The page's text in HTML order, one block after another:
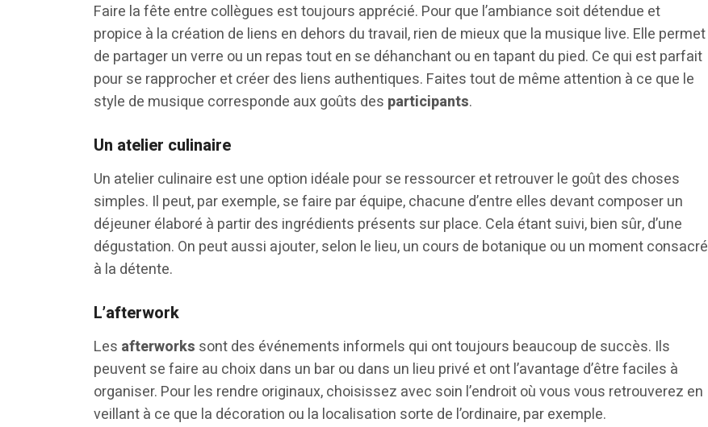
Faire la fête entre collègues est toujours apprécié. Pour que l’ambiance soit détendue et
propice à la création de liens en dehors du travail, rien de mieux que la musique live. Elle permet
de partager un verre ou un repas tout en se déhanchant ou en tapant du pied. Ce qui est parfait
pour se rapprocher et créer des liens authentiques. Faites tout de même attention à ce que le
style de musique corresponde aux goûts des participants.
Un atelier culinaire
Un atelier culinaire est une option idéale pour se ressourcer et retrouver le goût des choses
simples. Il peut, par exemple, se faire par équipe, chacune d’entre elles devant composer un
déjeuner élaboré à partir des ingrédients présents sur place. Cela étant suivi, bien sûr, d’une
dégustation. On peut aussi ajouter, selon le lieu, un cours de botanique ou un moment consacré
à la détente.
L’afterwork
Les afterworks sont des événements informels qui ont toujours beaucoup de succès. Ils
peuvent se faire au choix dans un bar ou dans un lieu privé et ont l’avantage d’être faciles à
organiser. Pour les rendre originaux, choisissez avec soin l’endroit où vous vous retrouverez en
veillant à ce que la décoration ou la localisation sorte de l’ordinaire, par exemple.